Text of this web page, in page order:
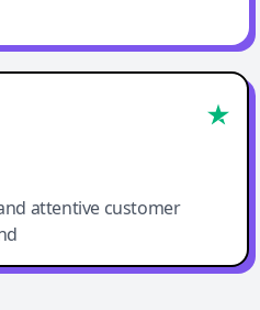
attentive customer